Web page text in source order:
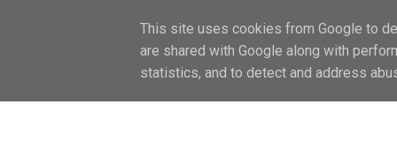
FŐOLDAL / HOME LIFESTYLE
This site uses cookies from Google to
are shared with Google along with
statistics, and to detect and address